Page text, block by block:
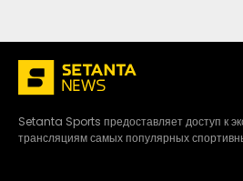
Setanta Sports предоставляет доступ к
трансляциям самых популярных